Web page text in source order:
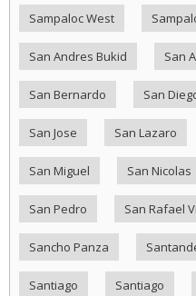
Sampaloc West
San Andres Bukid San
San Bernardo San
San Jose San Lazaro
San Miguel San Nicolas
San Pedro San Rafael
Sancho Panza
Santiago Santiago